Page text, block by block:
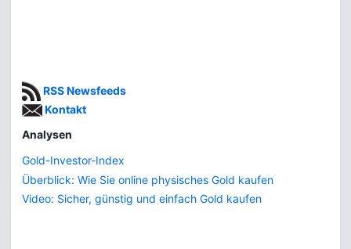
RSS Newsfeeds
Kontakt
Analysen
Gold-Investor-Index
Überblick: Wie Sie online physisches Gold kaufen
Video: Sicher, günstig und einfach Gold kaufen